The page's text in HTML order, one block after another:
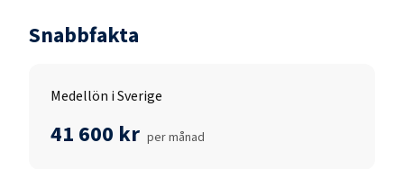
Snabbfakta
Medellön i Sverige
41 600 kr per månad